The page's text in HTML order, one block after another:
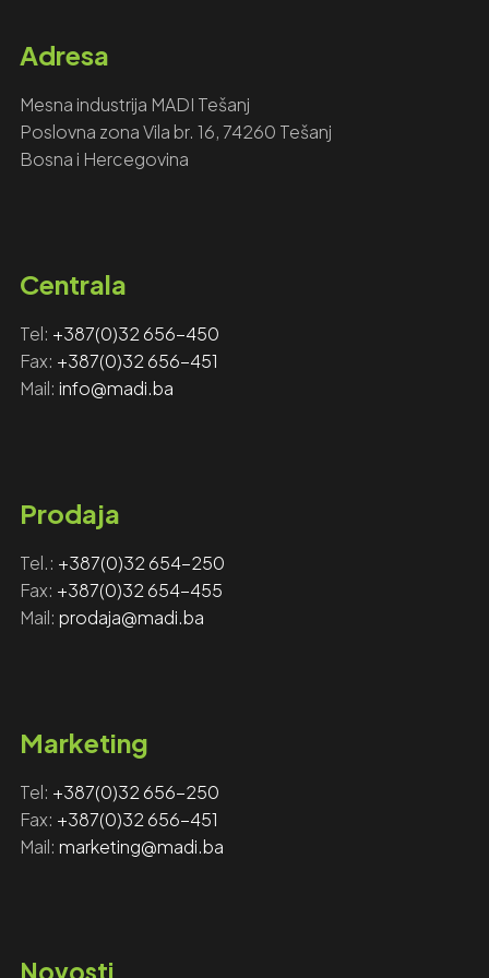
Adresa
Mesna industrija MADI Tešanj
Poslovna zona Vila br. 16, 74260 Tešanj
Bosna i Hercegovina
Centrala
Tel: +387(0)32 656-450
Fax: ‎‎ +387(0)32 656-451
Mail: info@madi.ba
Prodaja
Tel.: +387(0)32 654-250
Fax: +387(0)32 654-455
Mail: prodaja@madi.ba
Marketing
Tel: +‎‎387(0)32 656-250
Fax: ‎‎ +387(0)32 656-451
Mail: marketing@madi.ba
Novosti